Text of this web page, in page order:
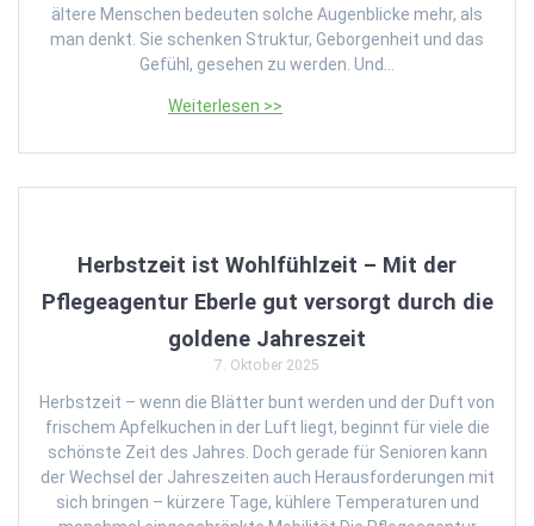
ältere Menschen bedeuten solche Augenblicke mehr, als
man denkt. Sie schenken Struktur, Geborgenheit und das
Gefühl, gesehen zu werden. Und…
Herbstzeit ist Wohlfühlzeit – Mit der
Pflegeagentur Eberle gut versorgt durch die
goldene Jahreszeit
7. Oktober 2025
Herbstzeit – wenn die Blätter bunt werden und der Duft von
frischem Apfelkuchen in der Luft liegt, beginnt für viele die
schönste Zeit des Jahres. Doch gerade für Senioren kann
der Wechsel der Jahreszeiten auch Herausforderungen mit
sich bringen – kürzere Tage, kühlere Temperaturen und